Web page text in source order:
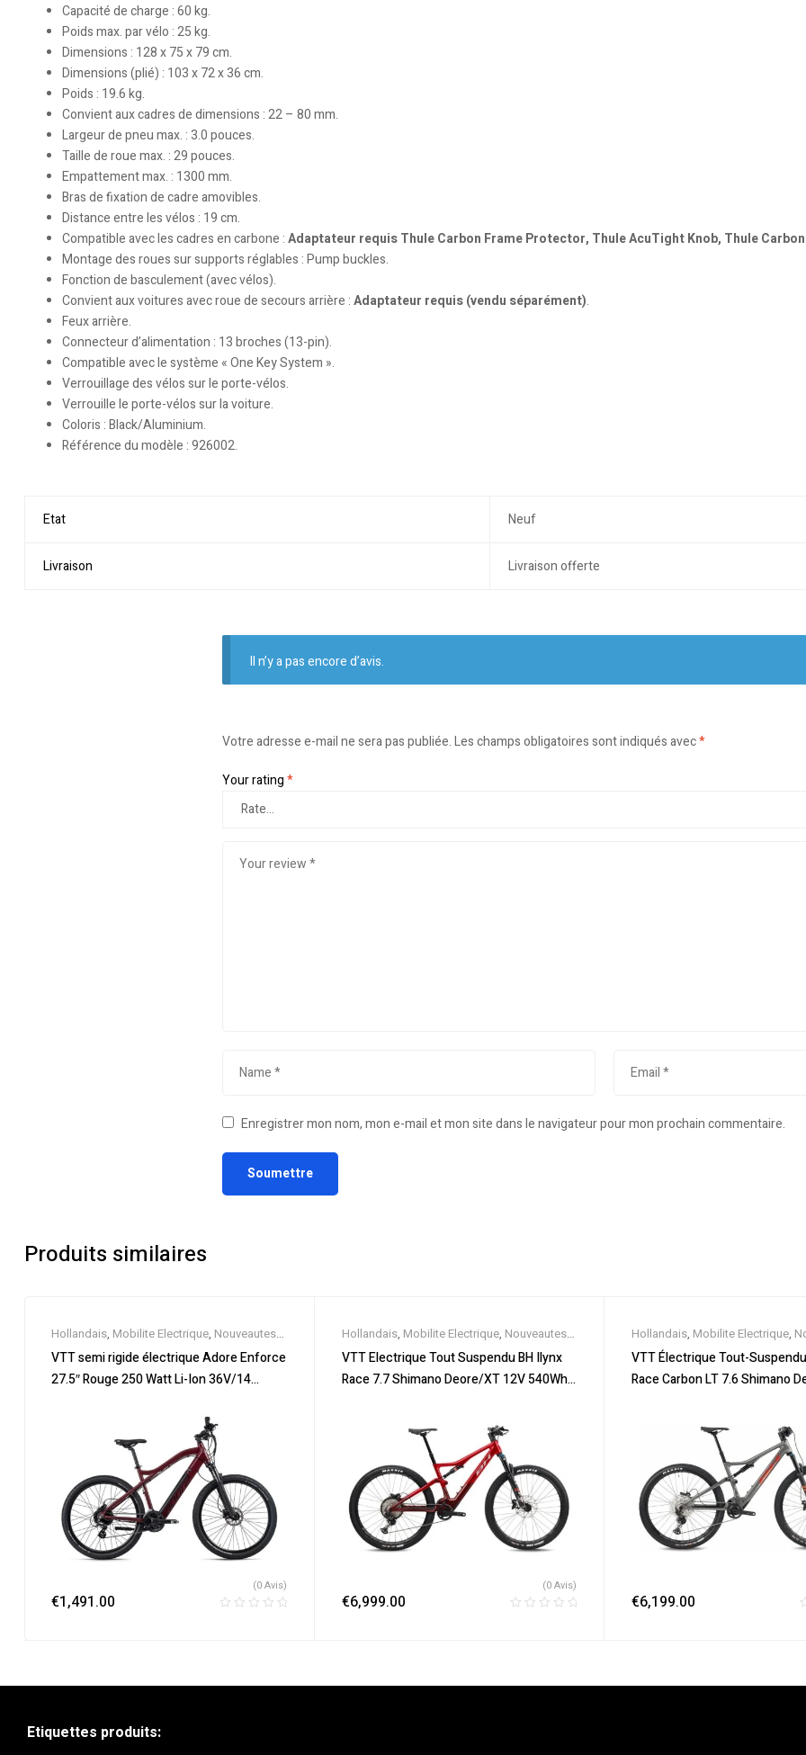
Capacité de charge : 60 kg.
Poids max. par vélo : 25 kg.
Dimensions : 128 x 75 x 79 cm.
Dimensions (plié) : 103 x 72 x 36 cm.
Poids : 19.6 kg.
Convient aux cadres de dimensions : 22 – 80 mm.
Largeur de pneu max. : 3.0 pouces.
Taille de roue max. : 29 pouces.
Empattement max. : 1300 mm.
Bras de fixation de cadre amovibles.
Distance entre les vélos : 19 cm.
Compatible avec les cadres en carbone :Adaptateur requis Thule Carbon Frame Protector, Thule AcuTight Knob, Thule
Montage des roues sur supports réglables : Pump buckles.
Fonction de basculement (avec vélos).
Convient aux voitures avec roue de secours arrière :Adaptateur requis (vendu séparément).
Feux arrière.
Connecteur d’alimentation : 13 broches (13-pin).
Compatible avec le système « One Key System ».
Verrouillage des vélos sur le porte-vélos.
Verrouille le porte-vélos sur la voiture.
Coloris : Black/Aluminium.
Référence du modèle : 926002.
Etat Neuf
Livraison Livraison offerte
Il n’y a pas encore d’avis.
Votre adresse e-mail ne sera pas publiée.Les champs obligatoires sont indiqués avec*
Your rating*
Enregistrer mon nom, mon e-mail et mon site dans le navigateur pour mon prochain commentaire.
Produits similaires
Hollandais, Mobilite Electrique, Nouveautes,
Promos & Soldes,Semi-Rigides,Vélo
électrique ville,Velos Electriques,VTT
VTT semi rigide électrique Adore Enforce
27.5″ Rouge 250 Watt Li-Ion 36V/14
€1,491.00
(0 Avis)
Hollandais, Mobilite Electrique, Nouveautes,
Promos & Soldes,Tout-Suspendus,Vélo
électrique ville,Velos Electriques,VTT
VTT Electrique Tout Suspendu BH Ilynx
Race 7.7 Shimano Deore/XT 12V 540Wh
€6,999.00
(0 Avis)
Hollandais, Mobilite Electrique,
Promos & Soldes,Tout-
électrique ville ,Velos Electriques,
VTT Électrique Tout-
Race Carbon LT 7.6 Shimano
€6,199.00
Etiquettes produits: